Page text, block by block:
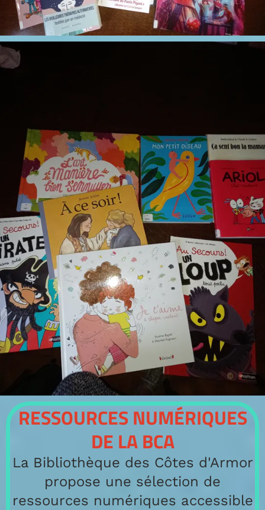
RESSOURCES NUMÉRIQUES
DE LA BCA
La Bibliothèque des Côtes d'Armor
propose une sélection de
ressources numériques accessible